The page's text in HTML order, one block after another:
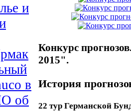
и
в
об
Конкурс
2015".
История
22 тур Германской